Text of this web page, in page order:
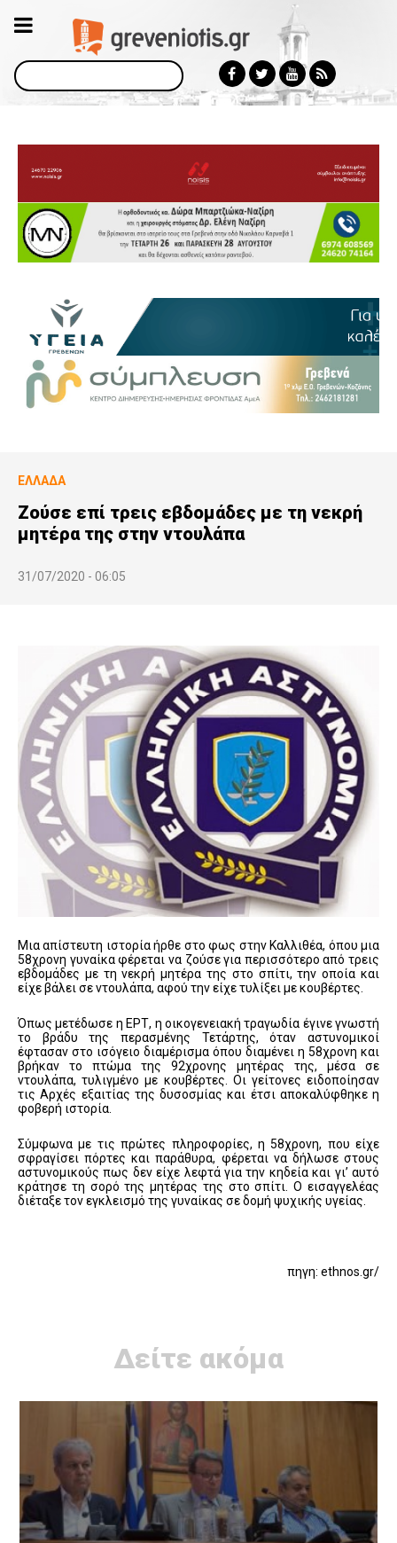
Αναζήτηση
ΕΛΛΆΔΑ
Ζούσε επί τρεις εβδομάδες με τη νεκρή
μητέρα της στην ντουλάπα
31/07/2020 - 06:05
Μια απίστευτη ιστορία ήρθε στο φως στην Καλλιθέα, όπου μια
58χρονη γυναίκα φέρεται να ζούσε για περισσότερο από τρεις
εβδομάδες με τη νεκρή μητέρα της στο σπίτι, την οποία και
είχε βάλει σε ντουλάπα, αφού την είχε τυλίξει με κουβέρτες.
Όπως μετέδωσε η ΕΡΤ, η οικογενειακή τραγωδία έγινε γνωστή
το βράδυ της περασμένης Τετάρτης, όταν αστυνομικοί
έφτασαν στο ισόγειο διαμέρισμα όπου διαμένει η 58χρονη και
βρήκαν το πτώμα της 92χρονης μητέρας της, μέσα σε
ντουλάπα, τυλιγμένο με κουβέρτες. Οι γείτονες ειδοποίησαν
τις Αρχές εξαιτίας της δυσοσμίας και έτσι αποκαλύφθηκε η
φοβερή ιστορία.
Σύμφωνα με τις πρώτες πληροφορίες, η 58χρονη, που είχε
σφραγίσει πόρτες και παράθυρα, φέρεται να δήλωσε στους
αστυνομικούς πως δεν είχε λεφτά για την κηδεία και γι’ αυτό
κράτησε τη σορό της μητέρας της στο σπίτι. Ο εισαγγελέας
διέταξε τον εγκλεισμό της γυναίκας σε δομή ψυχικής υγείας.
πηγη: ethnos.gr/
Δείτε ακόμα